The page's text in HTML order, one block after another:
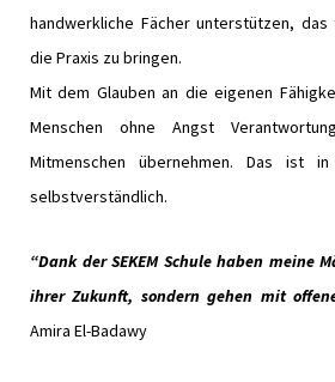
handwerkliche Fächer unterstützen,
die Praxis zu bringen.
Mit dem Glauben an die eigenen
Menschen ohne Angst
Mitmenschen übernehmen. Das ist
selbstverständlich.
“Dank der SEKEM Schule haben meine
ihrer Zukunft, sondern gehen mit
Amira El-Badawy